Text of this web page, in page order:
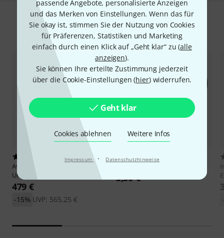
passende Angebote, personalisierte Anzeigen
und das Merken von Einstellungen. Wenn das für
Sie okay ist, stimmen Sie der Nutzung von Cookies
für Präferenzen, Statistiken und Marketing
einfach durch einen Klick auf „Geht klar“ zu (alle
anzeigen).
Sie können Ihre erteilte Zustimmung jederzeit
über die Cookie-Einstellungen (hier) widerrufen.
Geht klar
Cookies ablehnen Weitere Infos
Impressum · Datenschutzhinweise
Zubehör & passende Artikel
Avid
Pro Tools Ultimate Perpet.
UPG
479 €
UVP: 565,25 €
-15%
3,50 €